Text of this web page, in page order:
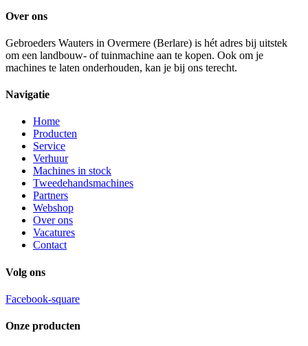
Over ons
Gebroeders Wauters in Overmere (Berlare) is hét adres bij uitstek
om een landbouw- of tuinmachine aan te kopen. Ook om je
machines te laten onderhouden, kan je bij ons terecht.
Navigatie
Home
Producten
Service
Verhuur
Machines in stock
Tweedehandsmachines
Partners
Webshop
Over ons
Vacatures
Contact
Volg ons
Facebook-square
Onze producten